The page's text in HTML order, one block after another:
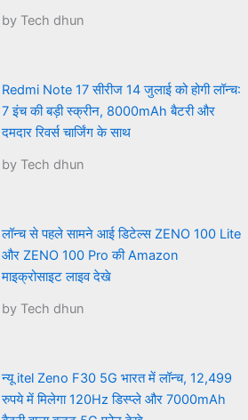
by Tech dhun
Redmi Note 17 सीरीज 14 जुलाई को होगी लॉन्च:
7 इंच की बड़ी स्क्रीन, 8000mAh बैटरी और
दमदार रिवर्स चार्जिंग के साथ
by Tech dhun
लॉन्च से पहले सामने आई डिटेल्स ZENO 100 Lite
और ZENO 100 Pro की Amazon
माइक्रोसाइट लाइव देखे
by Tech dhun
न्यू itel Zeno F30 5G भारत में लॉन्च, 12,499
रुपये में मिलेगा 120Hz डिस्प्ले और 7000mAh